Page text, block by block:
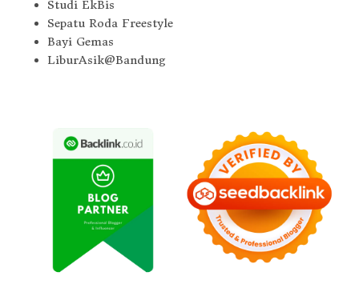
Studi EkBis
Sepatu Roda Freestyle
Bayi Gemas
LiburAsik@Bandung